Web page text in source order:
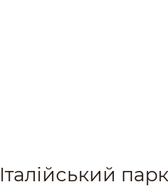
Італійський